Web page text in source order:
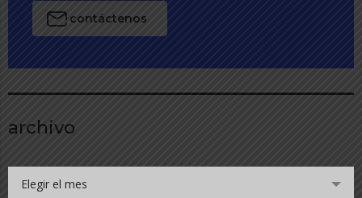
contáctenos
archivo
Elegir el mes